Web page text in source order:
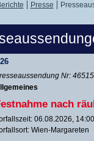
Presse
Nr:
nach
06.08.2026,
Wien-Margareten